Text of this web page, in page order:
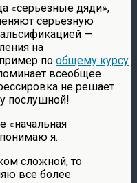
«серьезные дяди»,
серьезную
—
на
по общему курсу
всеобщее
не решает
послушной!
«начальная
я.
сложной, то
все более